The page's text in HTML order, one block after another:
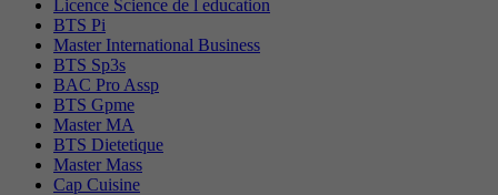
Licence Science de l education
BTS Pi
Master International Business
BTS Sp3s
BAC Pro Assp
BTS Gpme
Master MA
BTS Dietetique
Master Mass
Cap Cuisine